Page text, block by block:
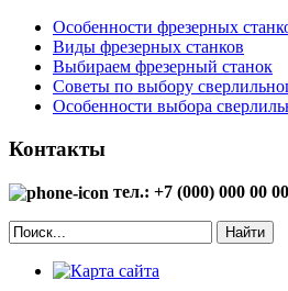
Особенности фрезерных
Виды фрезерных станков
Выбираем фрезерный станок
Советы по выбору
Особенности выбора
Контакты
тел.: +7 (000) 000 00 00
Найти